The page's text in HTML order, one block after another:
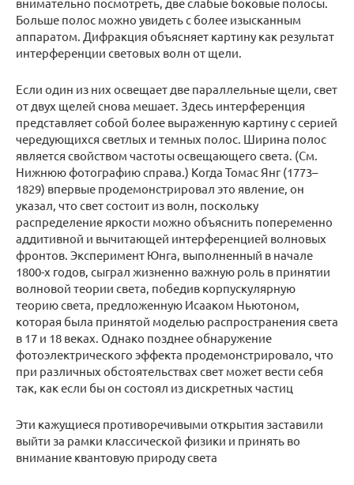
Больше полос можно увидеть с более изысканным
аппаратом. Дифракция объясняет картину как результат
интерференции световых волн от щели.
Если один из них освещает две параллельные щели, свет
от двух щелей снова мешает. Здесь интерференция
представляет собой более выраженную картину с серией
чередующихся светлых и темных полос. Ширина полос
является свойством частоты освещающего света. (См.
Нижнюю фотографию справа.) Когда Томас Янг (1773–
1829) впервые продемонстрировал это явление, он
указал, что свет состоит из волн, поскольку
распределение яркости можно объяснить попеременно
аддитивной и вычитающей интерференцией волновых
фронтов. Эксперимент Юнга, выполненный в начале
1800-х годов, сыграл жизненно важную роль в принятии
волновой теории света, победив корпускулярную
теорию света, предложенную Исааком Ньютоном,
которая была принятой моделью распространения света
в 17 и 18 веках. Однако позднее обнаружение
фотоэлектрического эффекта продемонстрировало, что
при различных обстоятельствах свет может вести себя
так, как если бы он состоял из дискретных частиц
Эти кажущиеся противоречивыми открытия заставили
выйти за рамки классической физики и принять во
внимание квантовую природу света